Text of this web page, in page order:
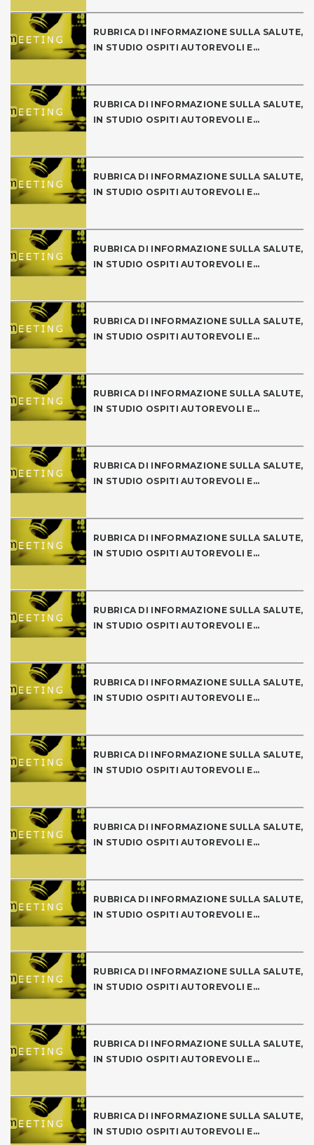
RUBRICA DI INFORMAZIONE SULLA SALUTE,
IN STUDIO OSPITI AUTOREVOLI E...
RUBRICA DI INFORMAZIONE SULLA SALUTE,
IN STUDIO OSPITI AUTOREVOLI E...
RUBRICA DI INFORMAZIONE SULLA SALUTE,
IN STUDIO OSPITI AUTOREVOLI E...
RUBRICA DI INFORMAZIONE SULLA SALUTE,
IN STUDIO OSPITI AUTOREVOLI E...
RUBRICA DI INFORMAZIONE SULLA SALUTE,
IN STUDIO OSPITI AUTOREVOLI E...
RUBRICA DI INFORMAZIONE SULLA SALUTE,
IN STUDIO OSPITI AUTOREVOLI E...
RUBRICA DI INFORMAZIONE SULLA SALUTE,
IN STUDIO OSPITI AUTOREVOLI E...
RUBRICA DI INFORMAZIONE SULLA SALUTE,
IN STUDIO OSPITI AUTOREVOLI E...
RUBRICA DI INFORMAZIONE SULLA SALUTE,
IN STUDIO OSPITI AUTOREVOLI E...
RUBRICA DI INFORMAZIONE SULLA SALUTE,
IN STUDIO OSPITI AUTOREVOLI E...
RUBRICA DI INFORMAZIONE SULLA SALUTE,
IN STUDIO OSPITI AUTOREVOLI E...
RUBRICA DI INFORMAZIONE SULLA SALUTE,
IN STUDIO OSPITI AUTOREVOLI E...
RUBRICA DI INFORMAZIONE SULLA SALUTE,
IN STUDIO OSPITI AUTOREVOLI E...
RUBRICA DI INFORMAZIONE SULLA SALUTE,
IN STUDIO OSPITI AUTOREVOLI E...
RUBRICA DI INFORMAZIONE SULLA SALUTE,
IN STUDIO OSPITI AUTOREVOLI E...
RUBRICA DI INFORMAZIONE SULLA SALUTE,
IN STUDIO OSPITI AUTOREVOLI E...